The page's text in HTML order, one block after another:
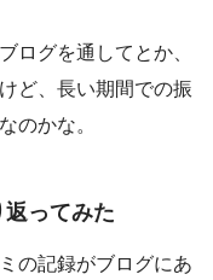
ログを通してとか、
ど、長い期間での振
のかな。
ってみた
の記録がブログにあ